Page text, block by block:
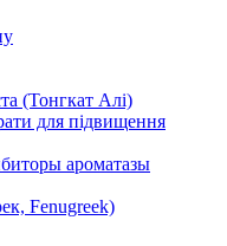
(Тонгкат Алі)
для підвищення
ароматазы
Fenugreek)